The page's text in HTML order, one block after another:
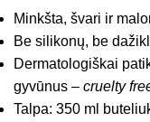
Minkšta, švari ir
Be silikonų, be
Dermatologiškai
gyvūnus – cruelty
Talpa: 350 ml